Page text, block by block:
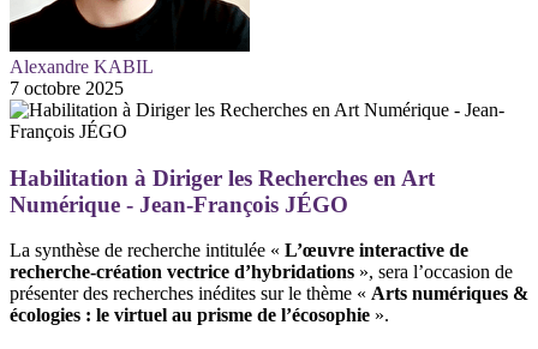
Alexandre KABIL
7 octobre 2025
Habilitation à Diriger les Recherches en Art
Numérique - Jean-François JÉGO
La synthèse de recherche intitulée « L’œuvre interactive de
recherche-création vectrice d’hybridations », sera l’occasion de
présenter des recherches inédites sur le thème « Arts numériques &
écologies : le virtuel au prisme de l’écosophie ».